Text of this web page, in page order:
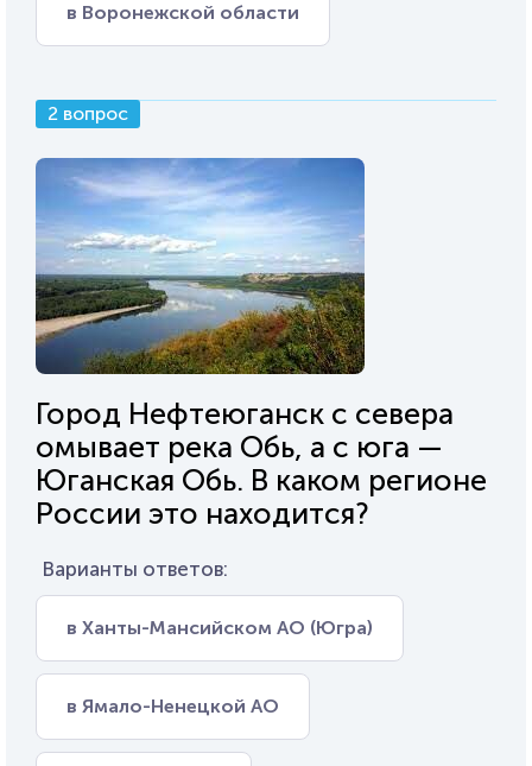
в Воронежской области
2 вопрос
Город Нефтеюганск с севера
омывает река Обь, а с юга —
Юганская Обь. В каком регионе
России это находится?
Варианты ответов:
в Ханты-Мансийском АО (Югра)
в Ямало-Ненецкой АО